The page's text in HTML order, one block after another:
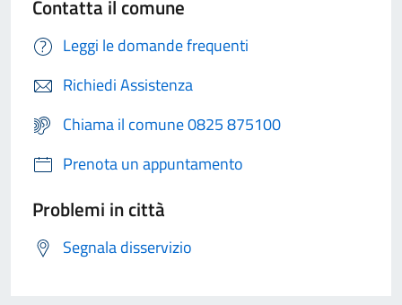
Contatta il comune
Leggi le domande frequenti
Richiedi Assistenza
Chiama il comune 0825 875100
Prenota un appuntamento
Problemi in città
Segnala disservizio